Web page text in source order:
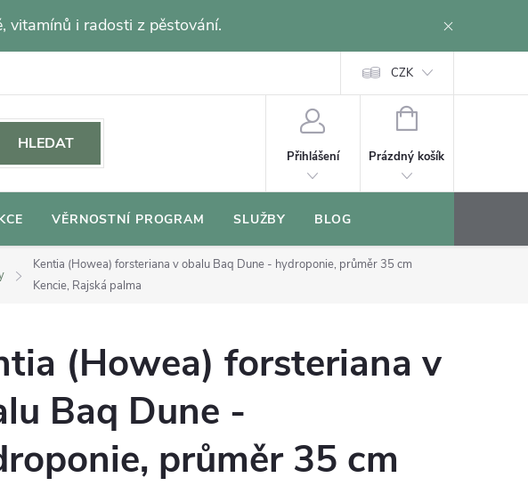
vitamínů i radosti z pěstování.
CZK
HLEDAT
Přihlášení
NÁKUPNÍ
Prázdný košík
VĚRNOSTNÍ PROGRAM SLUŽBY BLOG
Kentia (Howea) forsteriana v obalu Baq Dune - hydroponie, průměr 35 cm
Kencie, Rajská palma
(Howea) forsteriana v
Baq Dune -
průměr 35 cm